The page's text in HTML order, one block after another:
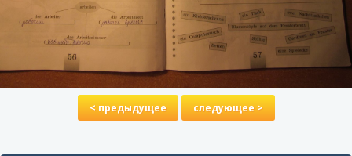
< предыдущее следующее >